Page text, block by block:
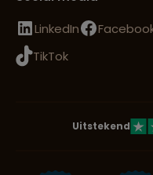
LinkedIn
TikTok
Uitstekend